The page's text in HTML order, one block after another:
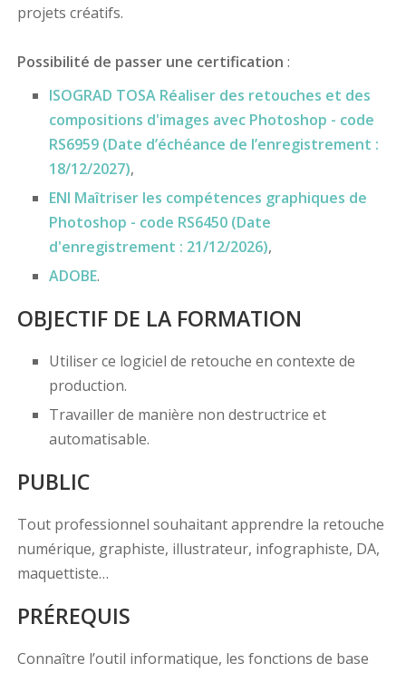
projets créatifs.
Possibilité de passer une certification :
ISOGRAD TOSA Réaliser des retouches et des
compositions d'images avec Photoshop - code
RS6959 (Date d’échéance de l’enregistrement :
18/12/2027),
ENI Maîtriser les compétences graphiques de
Photoshop - code RS6450 (Date
d'enregistrement : 21/12/2026),
ADOBE.
OBJECTIF DE LA FORMATION
Utiliser ce logiciel de retouche en contexte de
production.
Travailler de manière non destructrice et
automatisable.
PUBLIC
Tout professionnel souhaitant apprendre la retouche
numérique, graphiste, illustrateur, infographiste, DA,
maquettiste…
PRÉREQUIS
Connaître l’outil informatique, les fonctions de base